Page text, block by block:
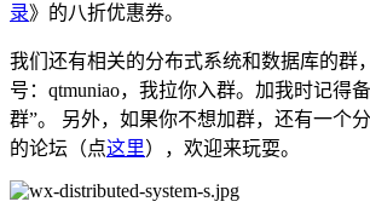
录》的八折优惠券。
我们还有相关的分布式系统和数据库的群
号：qtmuniao，我拉你入群。加我时记得
群”。 另外，如果你不想加群，还有一个
的论坛（点这里），欢迎来玩耍。